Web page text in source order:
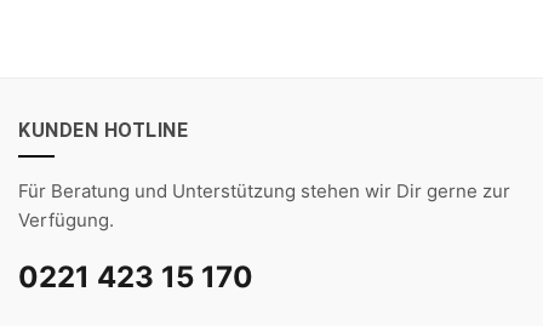
KUNDEN HOTLINE
Für Beratung und Unterstützung stehen wir Dir gerne zur
Verfügung.
0221 423 15 170